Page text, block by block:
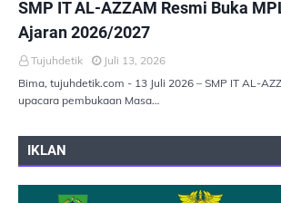
SMP IT AL-AZZAM Resmi Buka
Ajaran 2026/2027
Tujuhdetik
Juli 13, 2026
Bima, tujuhdetik.com - 13 Juli 2026 – SMP IT AL-
upacara pembukaan Masa…
IKLAN